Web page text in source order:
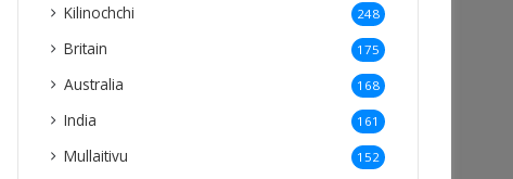
Kilinochchi 248
Britain 175
Australia 168
India 161
Mullaitivu 152